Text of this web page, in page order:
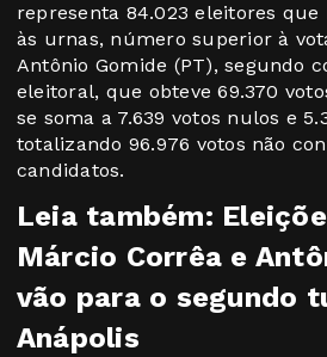
representa 84.023 eleitores
às urnas, número superior à
Antônio Gomide (PT), segundo
eleitoral, que obteve 69.370
se soma a 7.639 votos nulos e
totalizando 96.976 votos não
candidatos.
Leia também:
Márcio Corrêa e
vão para o segundo
Anápolis